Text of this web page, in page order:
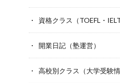
資格クラス（TOEFL・
開業日記（塾運営）
高校別クラス（大学受験情